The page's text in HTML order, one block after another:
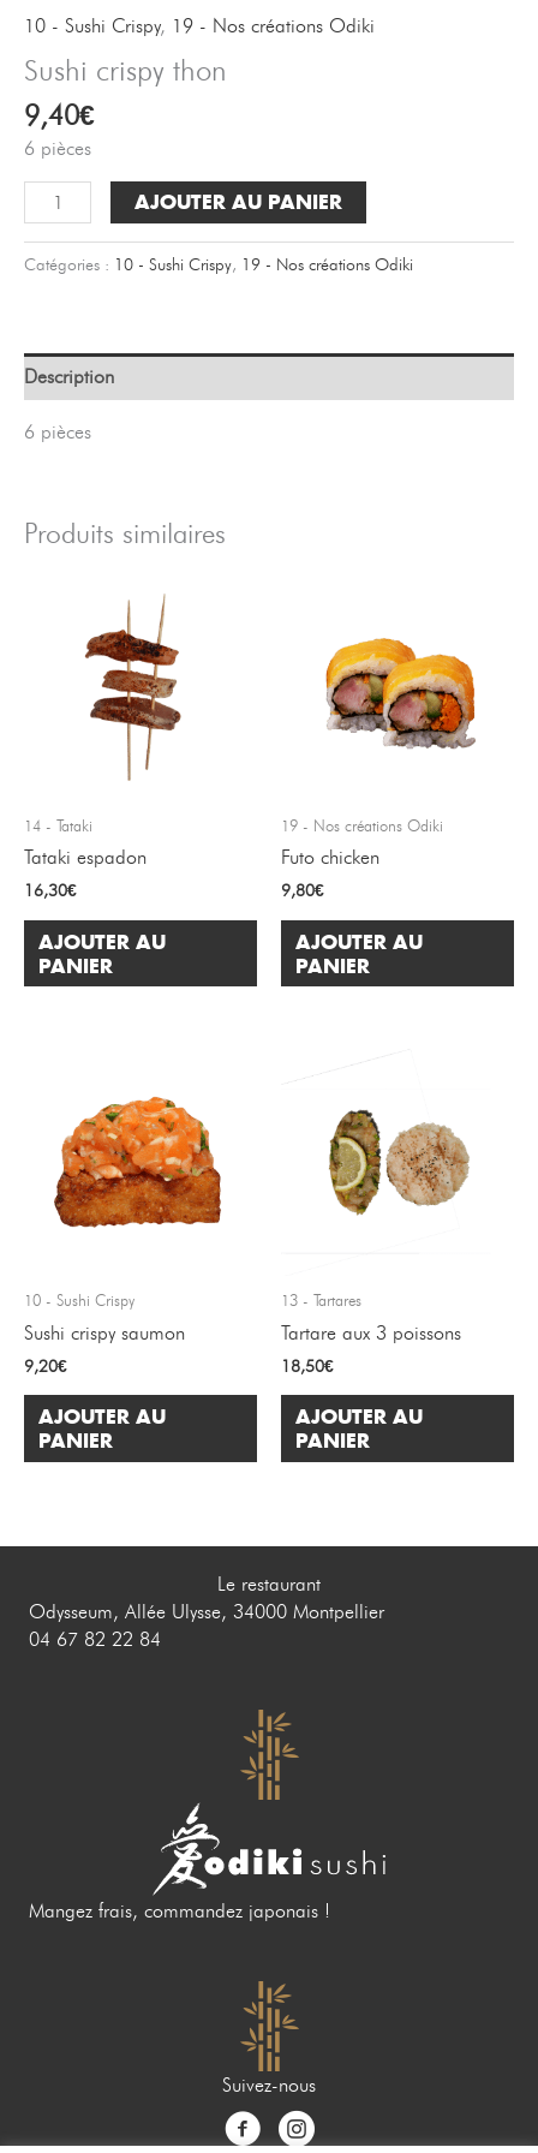
10 - Sushi Crispy, 19 - Nos créations Odiki
Sushi crispy thon
9,40€
6 pièces
quantité
de
Sushi
crispy
AJOUTER AU PANIER
Catégories : 10 - Sushi Crispy, 19 - Nos créations Odiki
Description
6 pièces
Produits similaires
14 - Tataki
Tataki espadon
16,30€
AJOUTER AU
PANIER
19 - Nos créations Odiki
Futo chicken
9,80€
AJOUTER AU
PANIER
10 - Sushi Crispy
Sushi crispy saumon
9,20€
AJOUTER AU
PANIER
13 - Tartares
Tartare aux 3 poissons
18,50€
AJOUTER AU
PANIER
Le restaurant
Odysseum, Allée Ulysse, 34000 Montpellier
04 67 82 22 84
Mangez frais, commandez japonais !
Suivez-nous